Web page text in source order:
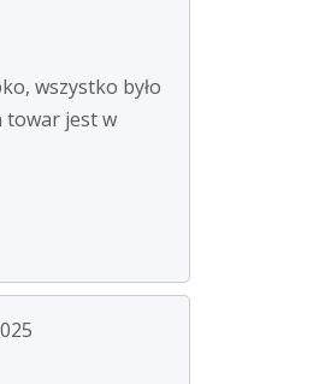
wszystko było
towar jest w